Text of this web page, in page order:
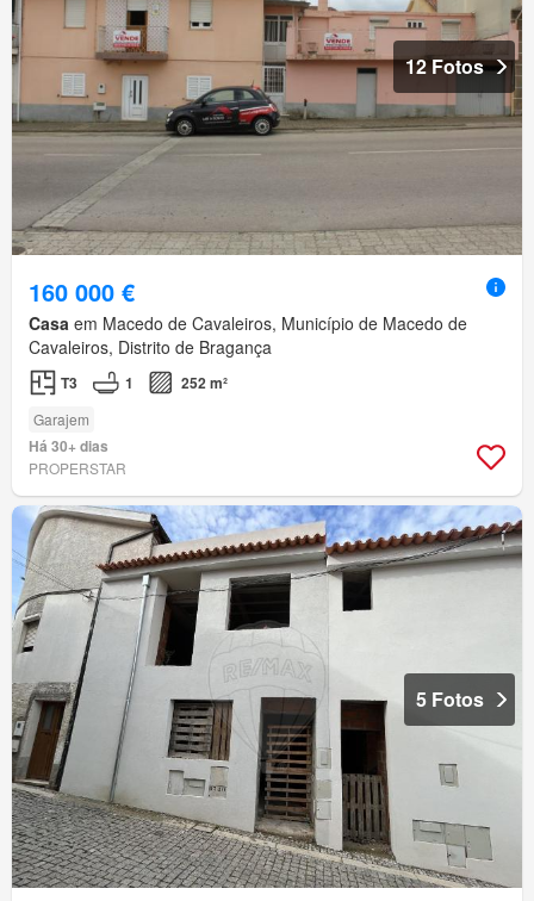
12 Fotos
160 000 €
Casa em Macedo de Cavaleiros, Município de Macedo de
Cavaleiros, Distrito de Bragança
T3 1 252 m²
Garajem
Há 30+ dias
PROPERSTAR
5 Fotos